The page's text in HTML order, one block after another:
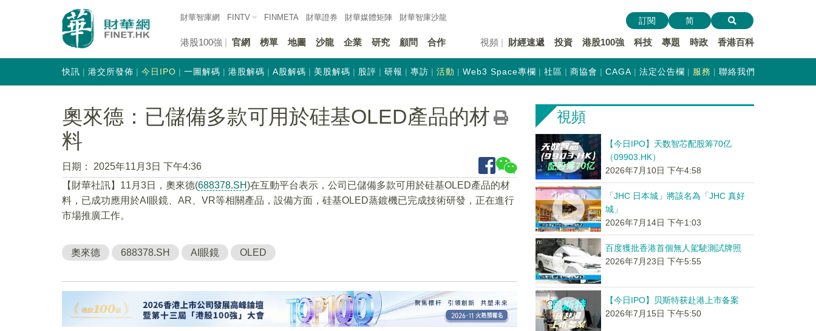
財華智庫網 FINTV FINMETA 財華證券 財華媒體矩陣 財華智庫沙龍
港股100強 官網 榜單 地圖 沙龍 企業 研究 顧問 合作 視頻 財經速遞 投資 港股100強 科技 專題 時政 香港百科
訂閱 简
快訊 港交所發佈 今日IPO 一圖解碼 港股解碼 A股解碼 美股解碼 股評 研報 專訪 活動 Web3 Space專欄 社區 商協會 CAGA 法定公告欄 服務 聯絡我們
奧來德：已儲備多款可用於硅基OLED產品的材
料
日期：
2025年11月3日 下午4:36
【財華社訊】11月3日，奧來德(688378.SH)在互動平台表示，公司已儲備多款可用於硅基OLED產品的材
料，已成功應用於AI眼鏡、AR、VR等相關產品，設備方面，硅基OLED蒸鍍機已完成技術研發，正在進行
市場推廣工作。
奧來德 688378.SH AI眼鏡 OLED
視頻
【今日IPO】天数智芯配股筹70亿
（09903.HK）
2026年7月10日 下午4:58
「JHC 日本城」將該名為「JHC 真好
城」
2026年7月14日 下午1:03
百度獲批香港首個無人駕駛測試牌照
2026年7月23日 下午5:55
【今日IPO】贝斯特获赴港上市备案
2026年7月15日 下午5:50